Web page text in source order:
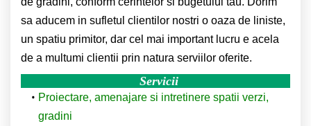
sa aducem in sufletul clientilor nostri o oaza de liniste,
un spatiu primitor, dar cel mai important lucru e acela
de a multumi clientii prin natura serviilor oferite.
Servicii
Proiectare, amenajare si intretinere spatii verzi,
gradini